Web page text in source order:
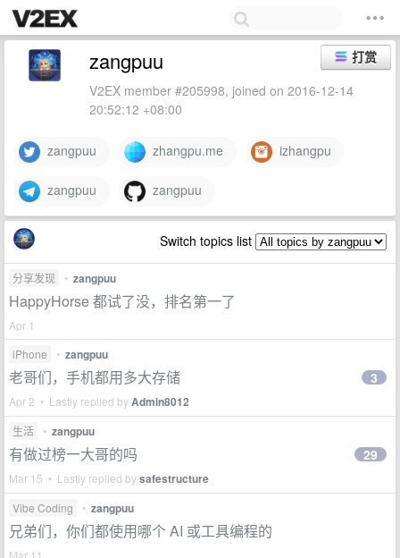
打赏
zangpuu
V2EX member #205998, joined on 2016-12-14
20:52:12 +08:00
zangpuu zhangpu.me izhangpu
zangpuu zangpuu
Switch topics list
分享发现 • zangpuu
HappyHorse 都试了没，排名第一了
Apr 1
iPhone
• zangpuu
老哥们，手机都用多大存储
Apr 2 • Lastly replied byAdmin8012
3
生活 • zangpuu
有做过榜一大哥的吗
Mar 15 • Lastly replied bysafestructure
29
Vibe Coding • zangpuu
兄弟们，你们都使用哪个 AI 或工具编程的
Mar 11